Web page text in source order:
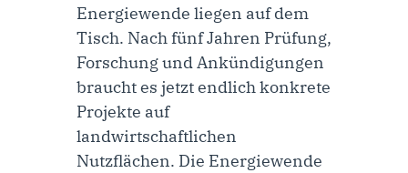
Energiewende liegen auf dem
Tisch. Nach fünf Jahren Prüfung,
Forschung und Ankündigungen
braucht es jetzt endlich konkrete
Projekte auf
landwirtschaftlichen
Nutzflächen. Die Energiewende